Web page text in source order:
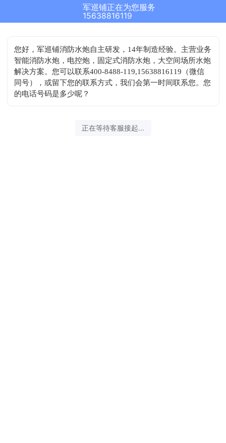
军巡铺正在为您服务
15638816119
您好，军巡铺消防水炮自主研发，14年制造经验。主营业务
智能消防水炮，电控炮，固定式消防水炮，大空间场所水炮
解决方案。您可以联系400-8488-119,15638816119（微信
同号），或留下您的联系方式，我们会第一时间联系您。您
的电话号码是多少呢？
正在等待客服接起...